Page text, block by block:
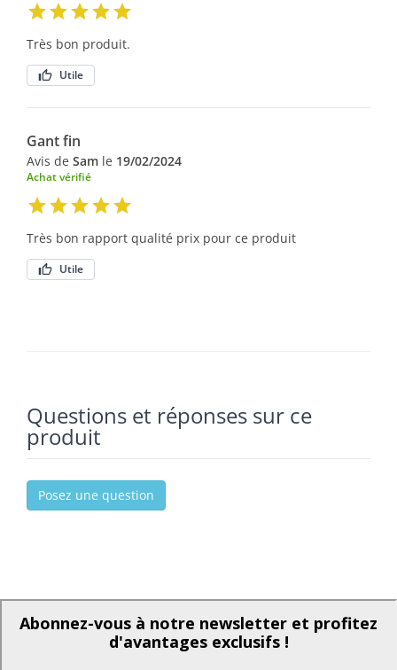
Très bon produit.
Utile
Gant fin
Avis de Sam le 19/02/2024
Achat vérifié
Très bon rapport qualité prix pour ce produit
Utile
Questions et réponses sur ce
produit
Posez une question